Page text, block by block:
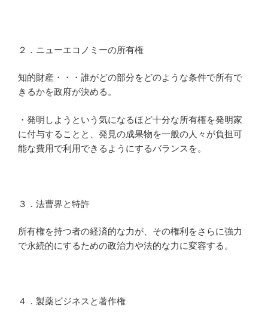
２．ニューエコノミーの所有権
知的財産・・・誰がどの部分をどのような条件で所有で
きるかを政府が決める。
・発明しようという気になるほど十分な所有権を発明家
に付与することと、発見の成果物を一般の人々が負担可
能な費用で利用できるようにするバランスを。
３．法曹界と特許
所有権を持つ者の経済的な力が、その権利をさらに強力
で永続的にするための政治力や法的な力に変容する。
４．製薬ビジネスと著作権